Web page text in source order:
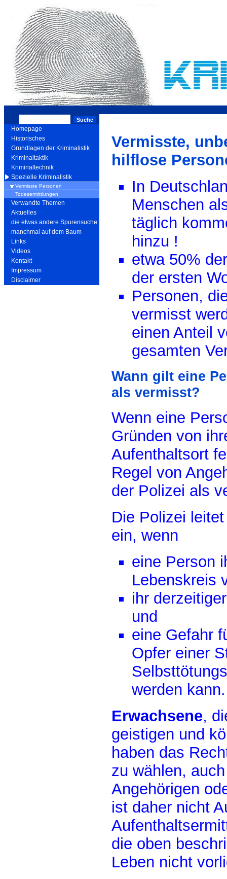
Homepage
Historisches
Grundlagen der Kriminalistik
Kriminaltaktik
Kriminaltechnik
Spezielle Kriminalistik
Vermisste Personen
Todesermittlungen
Verwandte Themen
Aktuelles
die etwas andere Spurensuche
manchmal auf dem Baum
Links
Videos
Kontakt
Impressum
Disclaimer
Vermisste,
hilflose
In
Menschen
täglich
hinzu !
etwa 50%
der ersten
Personen,
vermisst
einen Anteil
gesamten
Wann gilt eine
als vermisst?
Wenn eine
Gründen von
Aufenthaltsort
Regel von
der Polizei als
Die Polizei
ein, wenn
eine Person
Lebenskreis
ihr
und
eine Gefahr
Opfer einer
werden kann.
Erwachsene,
geistigen und
haben das
zu wählen,
Angehörigen
ist daher nicht
die oben
Leben nicht